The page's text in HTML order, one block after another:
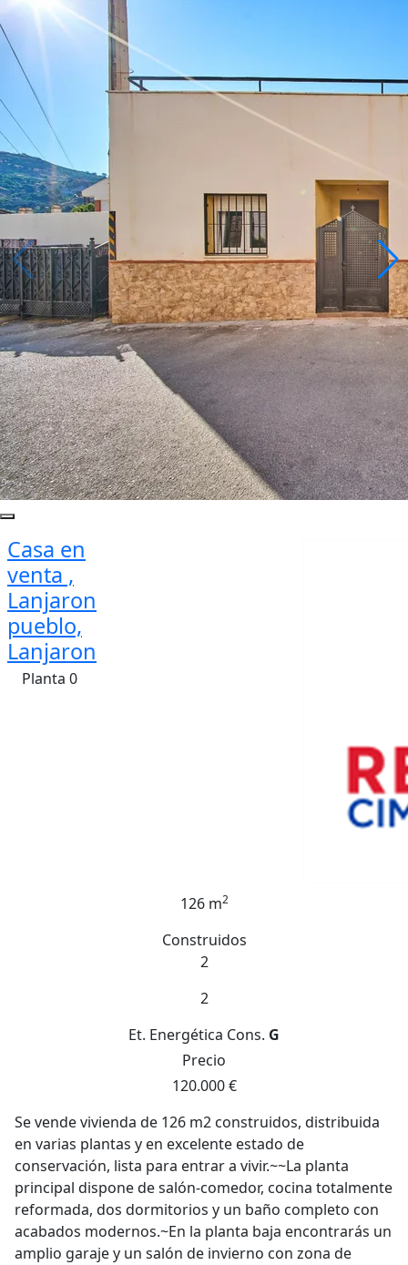
Casa en
venta ,
Lanjaron
pueblo,
Lanjaron
Planta 0
126 m2
Construidos
2
2
Et. Energética Cons. G
Precio
120.000 €
Se vende vivienda de 126 m2 construidos, distribuida
en varias plantas y en excelente estado de
conservación, lista para entrar a vivir.~~La planta
principal dispone de salón-comedor, cocina totalmente
reformada, dos dormitorios y un baño completo con
acabados modernos.~En la planta baja encontrarás un
amplio garaje y un salón de invierno con zona de